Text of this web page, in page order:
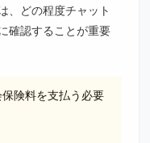
、どの程度チャット
確認することが重要
険料を支払う必要